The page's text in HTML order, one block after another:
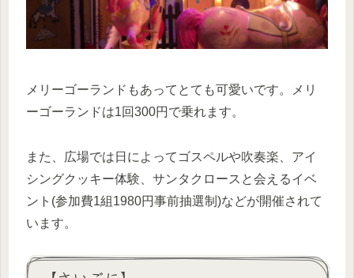
メリーゴーランドもあってとても可愛いです。メリ
ーゴーランドは1回300円で乗れます。
また、広場では日によってゴスペルや吹奏楽、アイ
シングクッキー体験、サンタクロースと会えるイベ
ント(参加費1組1980円事前抽選制)などが開催されて
います。